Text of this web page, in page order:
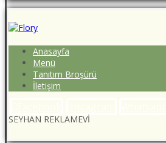
Anasayfa
Menü
Tanıtım Broşürü
İletişim
SEYHAN REKLAMEVİ